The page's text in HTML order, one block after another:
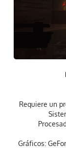
Requiere un
Gráficos: